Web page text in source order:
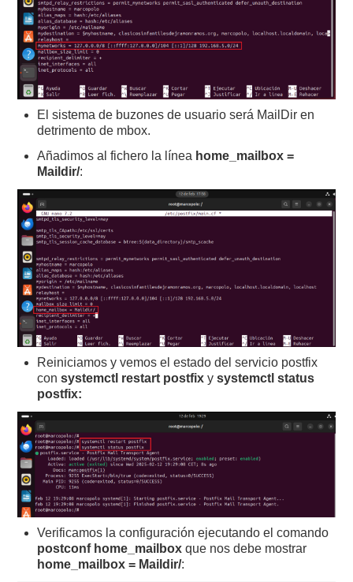
El sistema de buzones de usuario será MailDir en
detrimento de mbox.
Añadimos al fichero la línea home_mailbox =
Maildir/:
Reiniciamos y vemos el estado del servicio postfix
consystemctl restart postfixysystemctl status
postfix:
Verificamos la configuración ejecutando el comando
postconf home_mailboxque nos debe mostrar
home_mailbox = Maildir/: